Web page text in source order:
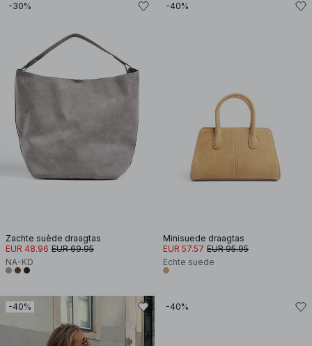
-30%
Zachte suède draagtas
EUR 48.96 EUR 69.95
NA-KD
-40%
Minisuede draagtas
EUR 57.57 EUR 95.95
Echte suede
-40% -40%